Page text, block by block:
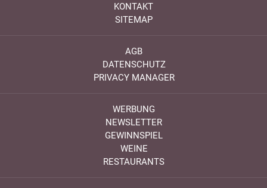
KONTAKT
SITEMAP
AGB
DATENSCHUTZ
PRIVACY MANAGER
WERBUNG
NEWSLETTER
GEWINNSPIEL
WEINE
RESTAURANTS